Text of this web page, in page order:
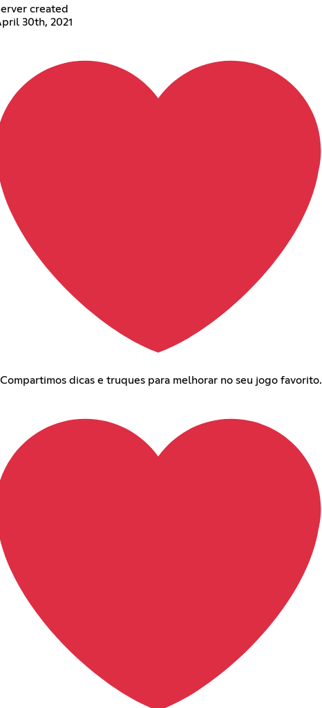
created
30th, 2021
dicas e truques para melhorar no seu jogo favorito.